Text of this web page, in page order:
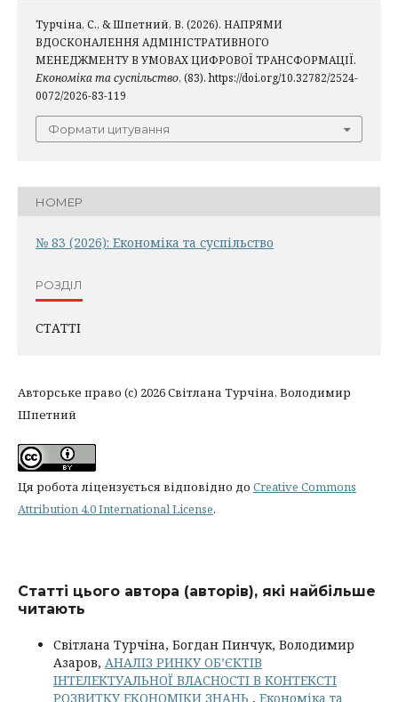
Турчіна, С., & Шпетний, В. (2026). НАПРЯМИ
ВДОСКОНАЛЕННЯ АДМІНІСТРАТИВНОГО
МЕНЕДЖМЕНТУ В УМОВАХ ЦИФРОВОЇ ТРАНСФОРМАЦІЇ.
Економіка та суспільство, (83). https://doi.org/10.32782/2524-
0072/2026-83-119
Формати цитування
НОМЕР
№ 83 (2026): Економіка та суспільство
РОЗДІЛ
СТАТТІ
Авторське право (c) 2026 Світлана Турчіна, Володимир
Шпетний
Ця робота ліцензується відповідно до Creative Commons
Attribution 4.0 International License.
Статті цього автора (авторів), які найбільше
читають
Світлана Турчіна, Богдан Пинчук, Володимир
Азаров, АНАЛІЗ РИНКУ ОБ’ЄКТІВ
ІНТЕЛЕКТУАЛЬНОЇ ВЛАСНОСТІ В КОНТЕКСТІ
РОЗВИТКУ ЕКОНОМІКИ ЗНАНЬ , Економіка та